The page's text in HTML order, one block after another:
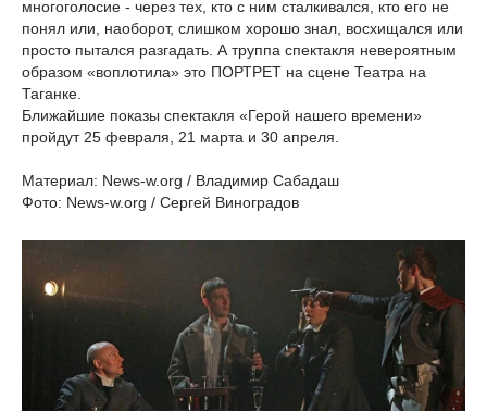
многоголосие - через тех, кто с ним сталкивался, кто его не
понял или, наоборот, слишком хорошо знал, восхищался или
просто пытался разгадать. А труппа спектакля невероятным
образом «воплотила» это ПОРТРЕТ на сцене Театра на
Таганке.
Ближайшие показы спектакля «Герой нашего времени»
пройдут 25 февраля, 21 марта и 30 апреля.
Материал: News-w.org / Владимир Сабадаш
Фото: News-w.org / Сергей Виноградов